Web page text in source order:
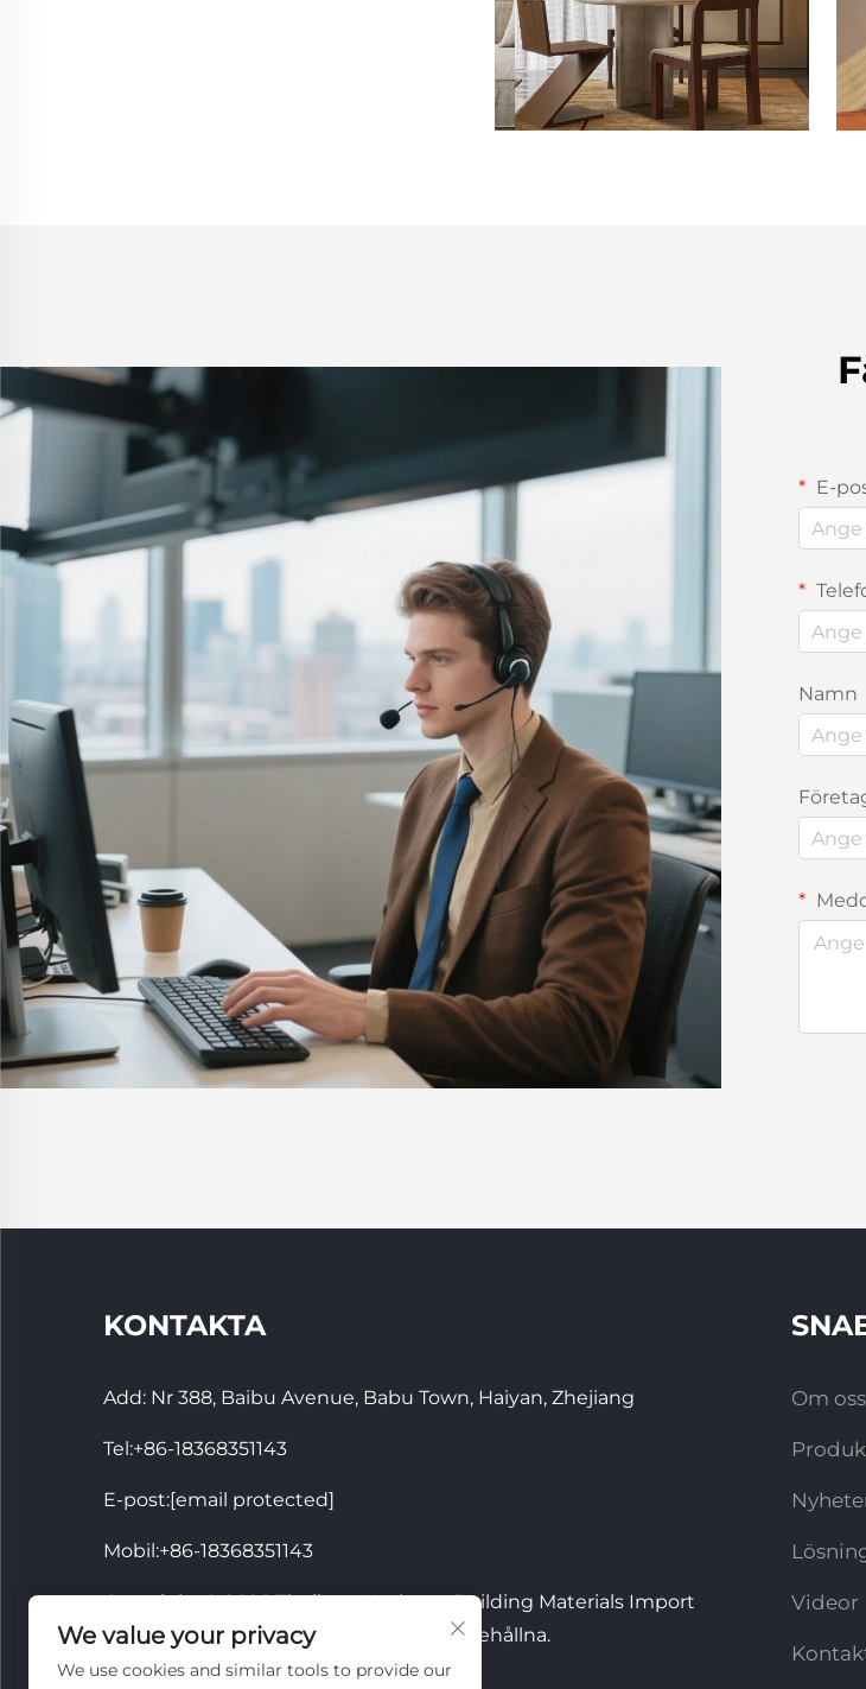
E-
Namn
KONTAKTA
Add: Nr 388, Baibu Avenue, Babu Town, Haiyan, Zhejiang
Tel:+86-18368351143
E-post:[email protected]
Mobil:+86-18368351143
Copyright © 2026 Zhejiang Youbang Building Materials Import
And Export Co., Ltd. Alla rättigheter förbehållna.
Om oss
Videor
We value your privacy
We use cookies and similar tools to provide our